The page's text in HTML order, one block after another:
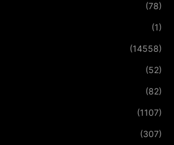
(78)
(1)
(14558)
(52)
(82)
(1107)
(307)